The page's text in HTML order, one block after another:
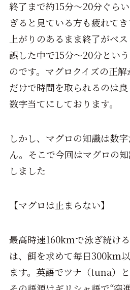
終了まで約15分～20分ぐら
ぎると見ている方も疲れて
上がりのあるまま終了がベ
誤した中で15分～20分とい
のです。マグロクイズの正
だけで時間を取られるのは
数字当てにしております。
しかし、マグロの知識は数
ん。そこで今回はマグロの
しました
【マグロは止まらない】
最高時速160kmで泳ぎ続け
は、餌を求めて毎日300km
ます。英語でツナ（tuna）と